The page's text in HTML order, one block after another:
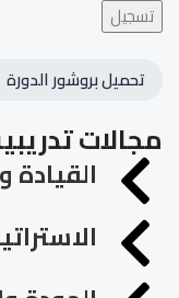
تسجيل
تحميل بروشور الدورة
مجالات
القيادة